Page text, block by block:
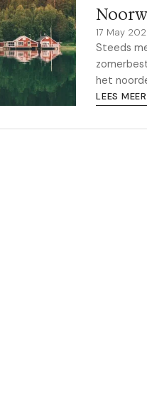
17 May
Steeds
het
LEES